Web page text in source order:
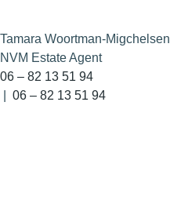
Tamara Woortman-Migchelsen
NVM Estate Agent
06 – 82 13 51 94
06 – 82 13 51 94